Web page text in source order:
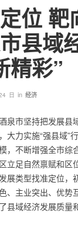
位 靶
县域
精彩”
日 in 经济
泉市坚持把发展县
大力实施“强县域”
，不断增强全市综
立足自然禀赋和区
展类型找准定位，
、主业突出、优势
县域经济发展质量